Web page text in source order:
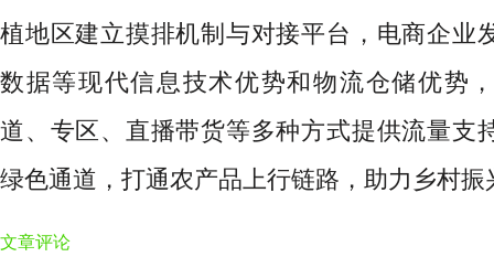
植地区建立摸排机制与对接平台，电商企业
数据等现代信息技术优势和物流仓储优势
道、专区、直播带货等多种方式提供流量支
绿色通道，打通农产品上行链路，助力乡村振
文章评论